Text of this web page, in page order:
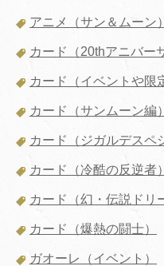
アニメ（サン＆ムーン）
カード（20thアニバー
カード（イベントや限
カード（サンムーン編）
カード（ジガルデスペ
カード（冷酷の反逆者）
カード（幻・伝説ドリ
カード（爆熱の闘士）
ガオーレ（イベント）